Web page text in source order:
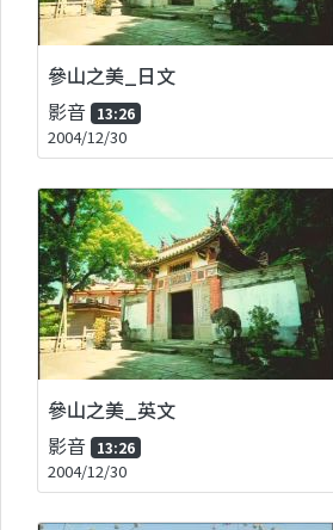
參山之美_日文
影音 13:26
2004/12/30
參山之美_英文
影音 13:26
2004/12/30